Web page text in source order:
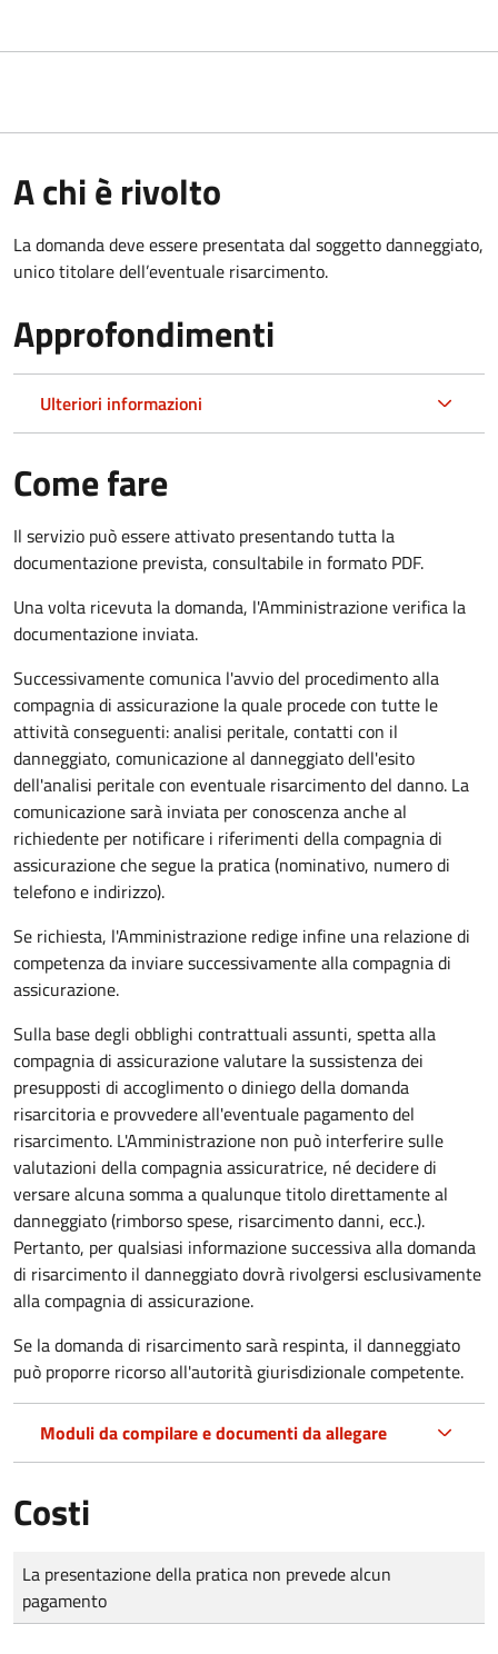
A chi è rivolto
La domanda deve essere presentata dal soggetto danneggiato,
unico titolare dell’eventuale risarcimento.
Approfondimenti
Ulteriori informazioni
Come fare
Il servizio può essere attivato presentando tutta la
documentazione prevista, consultabile in formato PDF.
Una volta ricevuta la domanda, l'Amministrazione verifica la
documentazione inviata.
Successivamente comunica l'avvio del procedimento alla
compagnia di assicurazione la quale procede con tutte le
attività conseguenti: analisi peritale, contatti con il
danneggiato, comunicazione al danneggiato dell'esito
dell'analisi peritale con eventuale risarcimento del danno. La
comunicazione sarà inviata per conoscenza anche al
richiedente per notificare i riferimenti della compagnia di
assicurazione che segue la pratica (nominativo, numero di
telefono e indirizzo).
Se richiesta, l'Amministrazione redige infine una relazione di
competenza da inviare successivamente alla compagnia di
assicurazione.
Sulla base degli obblighi contrattuali assunti, spetta alla
compagnia di assicurazione valutare la sussistenza dei
presupposti di accoglimento o diniego della domanda
risarcitoria e provvedere all'eventuale pagamento del
risarcimento. L'Amministrazione non può interferire sulle
valutazioni della compagnia assicuratrice, né decidere di
versare alcuna somma a qualunque titolo direttamente al
danneggiato (rimborso spese, risarcimento danni, ecc.).
Pertanto, per qualsiasi informazione successiva alla domanda
di risarcimento il danneggiato dovrà rivolgersi esclusivamente
alla compagnia di assicurazione.
Se la domanda di risarcimento sarà respinta, il danneggiato
può proporre ricorso all'autorità giurisdizionale competente.
Moduli da compilare e documenti da allegare
Costi
Tipo di pagamento
Importo
La presentazione della pratica non prevede alcun
pagamento